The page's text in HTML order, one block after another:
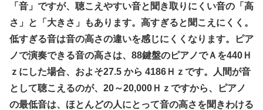
「音」ですが、聴こえやすい音と聞き取りにくい音の「高
さ」と「大きさ」もあります。高すぎると聞こえにくく。
低すぎる音は音の高さの違いを感じにくくなります。ピア
ノで演奏できる音の高さは、88鍵盤のピアノでＡを440Ｈ
ｚにした場合、およそ27.5 から 4186Ｈｚです。人間が音
として聴こえるのが、20～20,000Ｈｚですから、ピアノ
の最低音は、ほとんどの人にとって音の高さを聞きわける